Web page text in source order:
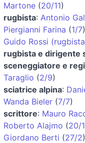
Martone (20/11)
rugbista: Antonio
Piergianni Farina (1/7)
Guido Rossi
rugbista e dirigente
sceneggiatore e
Taraglio (2/9)
sciatrice alpina:
Wanda Bieler (7/7)
scrittore: Mauro
Roberto Alajmo (20/
Giordano Berti (27/2)